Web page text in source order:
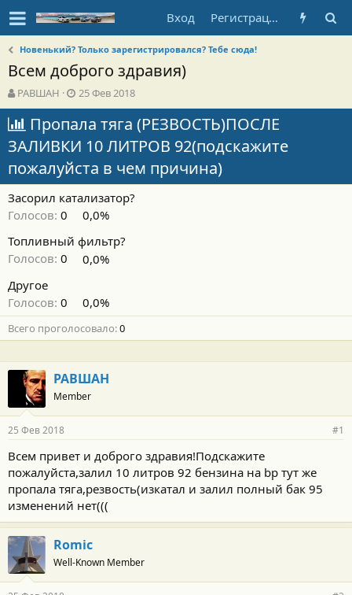
Вход Регистрация
Новенький? Только зарегистрировался? Тебе сюда!
Всем доброго здравия)
А
в
т
о
р
т
е
ы
РАВШАН
Д
а
т
а
н
а
ч
л
а
25 Фев 2018
Пропала тяга (РЕЗВОСТЬ)ПОСЛЕ
ЗАЛИВКИ 10 ЛИТРОВ 92(подскажите
пожалуйста в чем причина)
Засорил катализатор?
Голосов: 0
0,0%
Топливный фильтр?
Голосов: 0
0,0%
Другое
Голосов: 0 0,0%
Всего проголосовало 0
РАВШАН
Member
25 Фев 2018 #1
Всем привет и доброго здравия!Подскажите
пожалуйста,залил 10 литров 92 бензина на bp тут же
пропала тяга,резвость(изкатал и залил полный бак 95
изменений нет(((
Romic
Well-Known Member